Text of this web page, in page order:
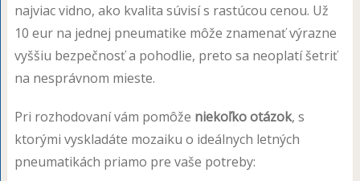
najviac vidno, ako kvalita súvisí s rastúcou cenou. Už
10 eur na jednej pneumatike môže znamenať výrazne
vyššiu bezpečnosť a pohodlie, preto sa neoplatí šetriť
na nesprávnom mieste.
Pri rozhodovaní vám pomôže niekoľko otázok, s
ktorými vyskladáte mozaiku o ideálnych letných
pneumatikách priamo pre vaše potreby: